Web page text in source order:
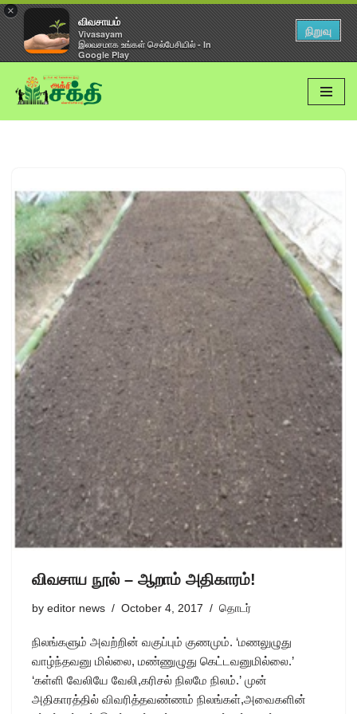
×
விவசாயம்
Vivasayam
இலவசமாக உங்கள் செல்பேசியில் - In
Google Play
நிறுவு
Skip
to
விவசாய நூல் – ஆறாம் அதிகாரம்!
by editor news October 4, 2017 தொடர்
நிலங்களும் அவற்றின் வகுப்பும் குணமும். ‘மணலுழுது
வாழ்ந்தவனு மில்லை, மண்ணுழுது கெட்டவனுமில்லை.’
‘கள்ளி வேலியே வேலி,கரிசல் நிலமே நிலம்.’ முன்
அதிகாரத்தில் விவரித்தவண்ணம் நிலங்கள்,அவைகளின்